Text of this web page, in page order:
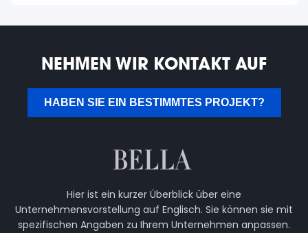
NEHMEN WIR KONTAKT AUF
HABEN SIE EIN BESTIMMTES PROJEKT?
Hier ist ein kurzer Überblick über eine
Unternehmensvorstellung auf Englisch. Sie können sie mit
spezifischen Angaben zu Ihrem Unternehmen anpassen.